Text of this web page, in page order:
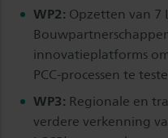
WP2: Opzetten van 7
Bouwpartnerschappen
innovatieplatforms
PCC-processen te
WP3: Regionale en
verdere verkenning